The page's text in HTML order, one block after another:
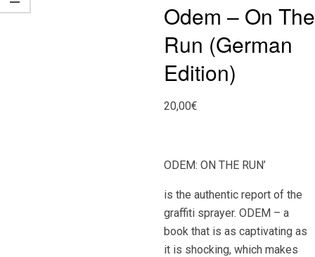
Odem – On The
Run (German
Edition)
20,00€
ODEM: ON THE RUN’
is the authentic report of the
graffiti sprayer. ODEM – a
book that is as captivating as
it is shocking, which makes